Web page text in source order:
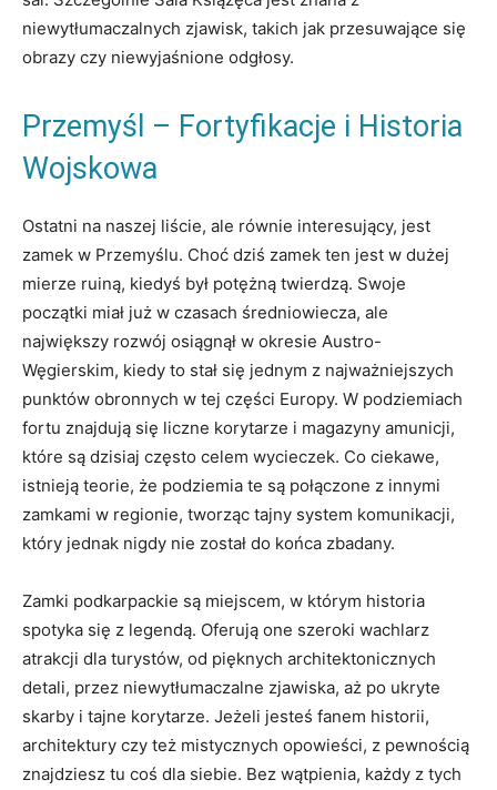
niewytłumaczalnych zjawisk, takich jak przesuwające się
obrazy czy niewyjaśnione odgłosy.
Przemyśl – Fortyfikacje i Historia
Wojskowa
Ostatni na naszej liście, ale równie interesujący, jest
zamek w Przemyślu. Choć dziś zamek ten jest w dużej
mierze ruiną, kiedyś był potężną twierdzą. Swoje
początki miał już w czasach średniowiecza, ale
największy rozwój osiągnął w okresie Austro-
Węgierskim, kiedy to stał się jednym z najważniejszych
punktów obronnych w tej części Europy. W podziemiach
fortu znajdują się liczne korytarze i magazyny amunicji,
które są dzisiaj często celem wycieczek. Co ciekawe,
istnieją teorie, że podziemia te są połączone z innymi
zamkami w regionie, tworząc tajny system komunikacji,
który jednak nigdy nie został do końca zbadany.
Zamki podkarpackie są miejscem, w którym historia
spotyka się z legendą. Oferują one szeroki wachlarz
atrakcji dla turystów, od pięknych architektonicznych
detali, przez niewytłumaczalne zjawiska, aż po ukryte
skarby i tajne korytarze. Jeżeli jesteś fanem historii,
architektury czy też mistycznych opowieści, z pewnością
znajdziesz tu coś dla siebie. Bez wątpienia, każdy z tych